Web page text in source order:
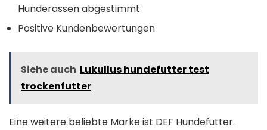
Hunderassen abgestimmt
Positive Kundenbewertungen
Siehe auch Lukullus hundefutter test
trockenfutter
Eine weitere beliebte Marke ist DEF Hundefutter.